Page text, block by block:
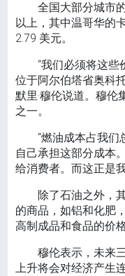
全国大部分城市
以上，其中温哥华的
2.79 美元。
“我们必须将这些
位于阿尔伯塔省奥科
默里·穆伦说道。穆伦
之一。
“燃油成本占我们
自己承担这部分成本
给消费者。而这正是
除了石油之外，
的商品，如铝和化肥
高制成品和食品的价格
穆伦表示，未来
上升将会对经济产生